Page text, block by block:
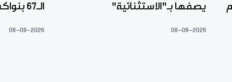
يصفها بـ"الاستثنائية"
08-08-2026
الـ67 بنواكشوط
08-08-2026